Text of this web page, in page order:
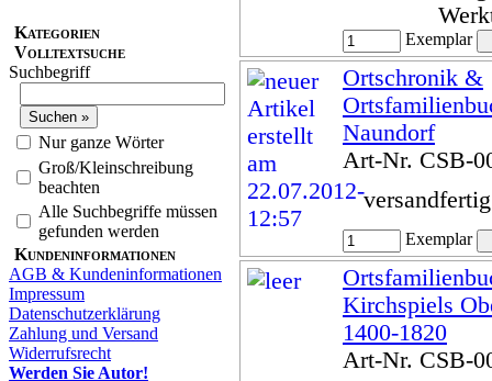
Kategorien
Volltextsuche
Suchbegriff
Nur ganze Wörter
Groß/Kleinschreibung
beachten
Alle Suchbegriffe müssen
gefunden werden
Kundeninformationen
AGB & Kundeninformationen
Impressum
Datenschutzerklärung
Zahlung und Versand
Widerrufsrecht
Werden Sie Autor!
Exemplar
Ortschronik &
Naundorf
Art-Nr. CSB-
Exemplar
Kirchspiels
1400-1820
Art-Nr. CSB-